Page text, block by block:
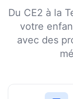
Du CE2 à la
votre
avec des